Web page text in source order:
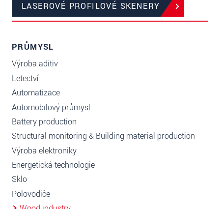
LASEROVÉ PROFILOVÉ SKENERY
PRŮMYSL
Výroba aditiv
Letectví
Automatizace
Automobilový průmysl
Battery production
Structural monitoring & Building material production
Výroba elektroniky
Energetická technologie
Sklo
Polovodiče